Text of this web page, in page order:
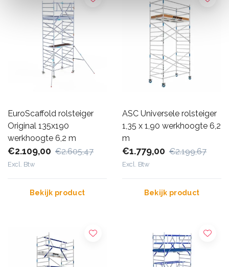
EuroScaffold rolsteiger
Original 135x190
werkhoogte 6,2 m
€2.109,00 €2.605,47
Excl. Btw
Bekijk product
ASC Universele rolsteiger
1,35 x 1,90 werkhoogte 6,2
m
€1.779,00 €2.199,67
Excl. Btw
Bekijk product